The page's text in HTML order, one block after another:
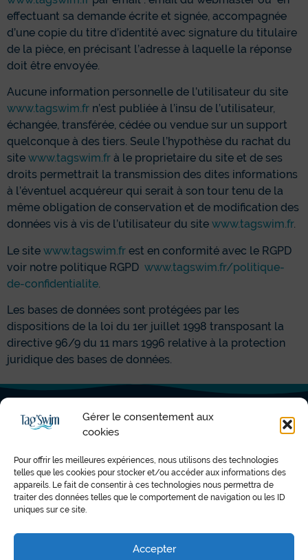
Gérer le consentement aux
cookies
Pour offrir les meilleures expériences, nous utilisons des technologies
telles que les cookies pour stocker et/ou accéder aux informations des
appareils. Le fait de consentir à ces technologies nous permettra de
traiter des données telles que le comportement de navigation ou les ID
uniques sur ce site.
Accepter
effectuant sa demande écrite et signée, accompagnée
d’une copie du titre d’identité avec signature du titulaire
de la pièce, en précisant l’adresse à laquelle la réponse
doit être envoyée.
Aucune information personnelle de l’utilisateur du site
www.tagswim.fr n’est publiée à l’insu de l’utilisateur,
échangée, transférée, cédée ou vendue sur un support
quelconque à des tiers. Seule l’hypothèse du rachat du
site www.tagswim.fr à le proprietaire du site et de ses
droits permettrait la transmission des dites informations
à l’éventuel acquéreur qui serait à son tour tenu de la
même obligation de conservation et de modification des
données vis à vis de l’utilisateur du site www.tagswim.fr.
Le site www.tagswim.fr est en conformité avec le RGPD
voir notre politique RGPD www.tagswim.fr/politique-
de-confidentialite
Les bases de données sont protégées par les
dispositions de la loi du 1er juillet 1998 transposant la
directive 96/9 du 11 mars 1996 relative à la protection
juridique des bases de données.
Mentions légales
Conditions générales